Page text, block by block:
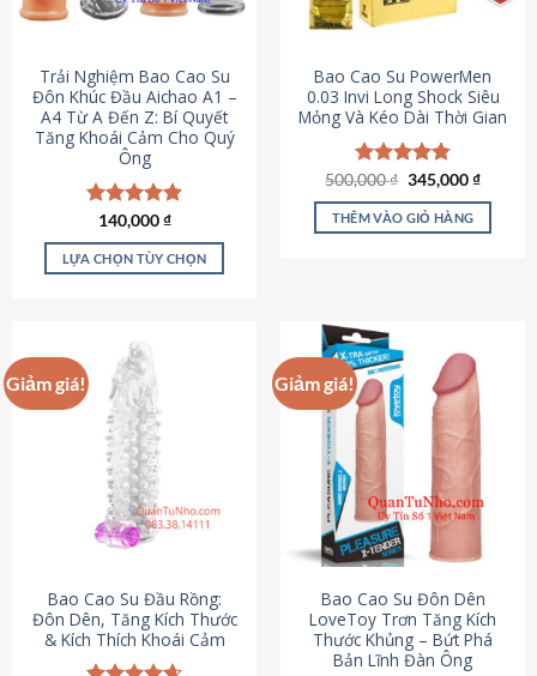
Trải Nghiệm Bao Cao Su
Đôn Khúc Đầu Aichao A1 –
A4 Từ A Đến Z: Bí Quyết
Tăng Khoái Cảm Cho Quý
Ông
Được xếp
hạng4.88
5 sao
140,000₫
LỰA CHỌN TÙY CHỌN
có
nhiều
biến
thể.
Các
tùy
chọn
có
chọn
trên
trang
Bao Cao Su PowerMen
0.03 Invi Long Shock Siêu
Mỏng Và Kéo Dài Thời Gian
Được xếp
hạng4.85
5 sao
500,000₫ Giá
là:
500,000 ₫.
345,000₫Giá
tại
THÊM VÀO GIỎ HÀNG
Giảm giá!
Bao Cao Su Đầu Rồng:
Đôn Dên, Tăng Kích Thước
& Kích Thích Khoái Cảm
Giảm giá!
Bao Cao Su Đôn Dên
LoveToy Trơn Tăng Kích
Thước Khủng – Bứt Phá
Bản Lĩnh Đàn Ông